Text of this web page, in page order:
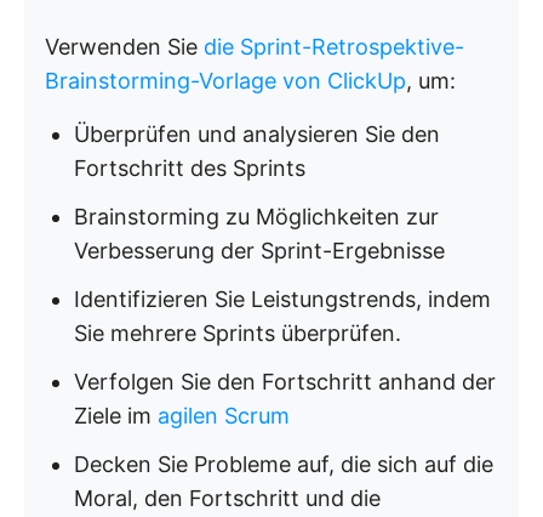
Verwenden Sie die Sprint-Retrospektive-
Brainstorming-Vorlage von ClickUp, um:
Überprüfen und analysieren Sie den
Fortschritt des Sprints
Brainstorming zu Möglichkeiten zur
Verbesserung der Sprint-Ergebnisse
Identifizieren Sie Leistungstrends, indem
Sie mehrere Sprints überprüfen.
Verfolgen Sie den Fortschritt anhand der
Ziele im agilen Scrum
Decken Sie Probleme auf, die sich auf die
Moral, den Fortschritt und die